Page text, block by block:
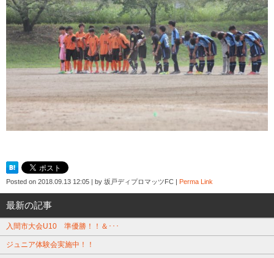
Posted on 2018.09.13 12:05 by 坂戸ディプロマッツFC Perma Link
最新の記事
入間市大会U10 準優勝！！＆･･･
ジュニア体験会実施中！！